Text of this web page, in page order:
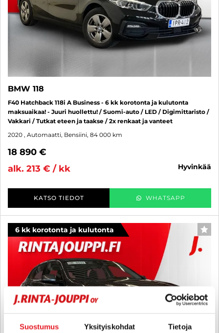
Suostumus Yksityiskohdat Tietoja
BMW 118
F40 Hatchback 118i A Business - 6 kk korotonta ja kulutonta
maksuaikaa! - Juuri huollettu! / Suomi-auto / LED / Digimittaristo /
Vakkari / Tutkat eteen ja taakse / 2x renkaat ja vanteet
2020 , Automaatti, Bensiini, 84 000 km
18 890 €
alk. 213 € / kk
hyvinkää
KATSO TIEDOT WHATSAPP
6 kk korotonta ja kulutonta